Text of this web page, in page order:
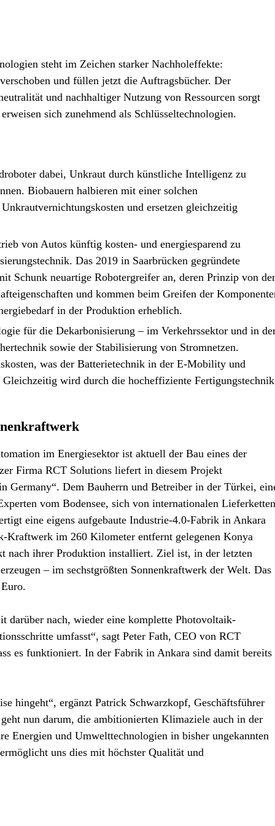
steht im Zeichen starker Nachholeffekte:
und füllen jetzt die Auftragsbücher. Der
und nachhaltiger Nutzung von Ressourcen sorgt
sich zunehmend als Schlüsseltechnologien.
dabei, Unkraut durch künstliche Intelligenz zu
Biobauern halbieren mit einer solchen
und ersetzen gleichzeitig
von Autos künftig kosten- und energiesparend zu
Das 2019 in Saarbrücken gegründete
Schunk neuartige Robotergreifer an, deren Prinzip von der
und kommen beim Greifen der
in der Produktion erheblich.
für die Dekarbonisierung – im Verkehrssektor und in
sowie der Stabilisierung von Stromnetzen.
was der Batterietechnik in der E-Mobility und
wird durch die hocheffiziente Fertigungstechnik
im Energiesektor ist aktuell der Bau eines der
Firma RCT Solutions liefert in diesem Projekt
Germany“. Dem Bauherrn und Betreiber in der Türkei,
vom Bodensee, sich von internationalen Lieferketten
eine eigens aufgebaute Industrie-4.0-Fabrik in Ankara
im 260 Kilometer entfernt gelegenen Konya
nach ihrer Produktion installiert. Ziel ist, in der letzten
– im sechstgrößten Sonnenkraftwerk der Welt. Das
darüber nach, wieder eine komplette Photovoltaik-
umfasst“, sagt Peter Fath, CEO von RCT
es funktioniert. In der Fabrik in Ankara sind damit bereits
hingeht“, ergänzt Patrick Schwarzkopf, Geschäftsführer
nun darum, die ambitionierten Klimaziele auch in der
Energien und Umwelttechnologien in bisher ungekannten
uns dies mit höchster Qualität und